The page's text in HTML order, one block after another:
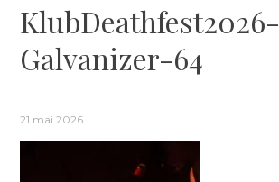
KlubDeathfest2026-
Galvanizer-64
21 mai 2026